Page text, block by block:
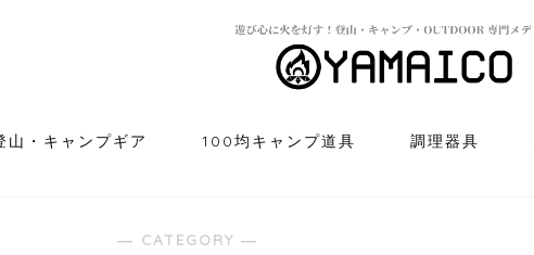
山・キャンプギア 100均キャンプ道具 調理器具
― CATEGORY ―